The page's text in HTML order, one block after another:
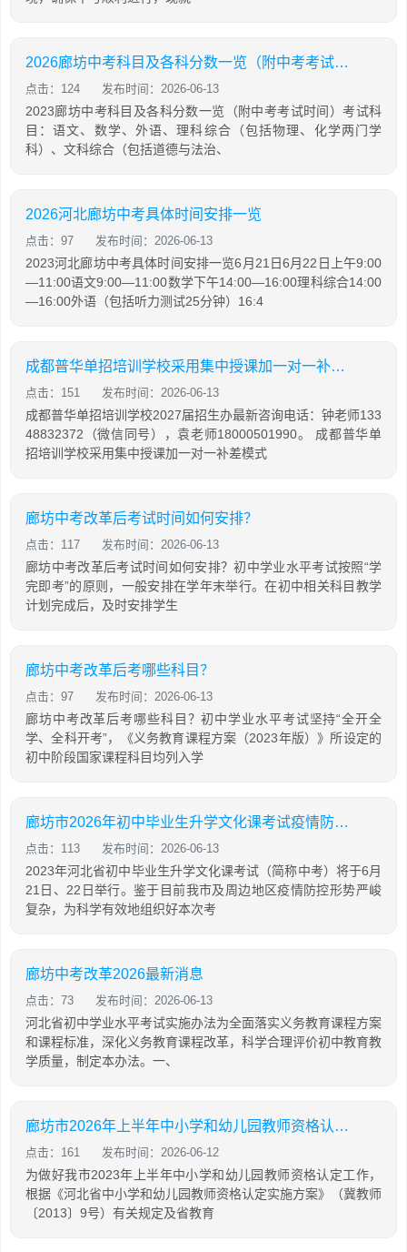
2026廊坊中考科目及各科分数一览（附中考考试时间）
点击：124 发布时间：2026-06-13
2023廊坊中考科目及各科分数一览（附中考考试时间）考试科
目：语文、数学、外语、理科综合（包括物理、化学两门学
科）、文科综合（包括道德与法治、
2026河北廊坊中考具体时间安排一览
点击：97 发布时间：2026-06-13
2023河北廊坊中考具体时间安排一览6月21日6月22日上午9:00
—11:00语文9:00—11:00数学下午14:00—16:00理科综合14:00
—16:00外语（包括听力测试25分钟）16:4
成都普华单招培训学校采用集中授课加一对一补差模式
点击：151 发布时间：2026-06-13
成都普华单招培训学校2027届招生办最新咨询电话：钟老师133
48832372（微信同号），袁老师18000501990。 成都普华单
招培训学校采用集中授课加一对一补差模式
廊坊中考改革后考试时间如何安排？
点击：117 发布时间：2026-06-13
廊坊中考改革后考试时间如何安排？初中学业水平考试按照“学
完即考”的原则，一般安排在学年末举行。在初中相关科目教学
计划完成后，及时安排学生
廊坊中考改革后考哪些科目？
点击：97 发布时间：2026-06-13
廊坊中考改革后考哪些科目？初中学业水平考试坚持“全开全
学、全科开考”，《义务教育课程方案（2023年版）》所设定的
初中阶段国家课程科目均列入学
廊坊市2026年初中毕业生升学文化课考试疫情防控最新消息
点击：113 发布时间：2026-06-13
2023年河北省初中毕业生升学文化课考试（简称中考）将于6月
21日、22日举行。鉴于目前我市及周边地区疫情防控形势严峻
复杂，为科学有效地组织好本次考
廊坊中考改革2026最新消息
点击：73 发布时间：2026-06-13
河北省初中学业水平考试实施办法为全面落实义务教育课程方案
和课程标准，深化义务教育课程改革，科学合理评价初中教育教
学质量，制定本办法。一、
廊坊市2026年上半年中小学和幼儿园教师资格认定公告
点击：161 发布时间：2026-06-12
为做好我市2023年上半年中小学和幼儿园教师资格认定工作，
根据《河北省中小学和幼儿园教师资格认定实施方案》（冀教师
〔2013〕9号）有关规定及省教育